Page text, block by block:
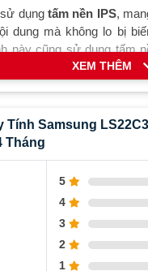
dụng tấm nền IPS,
dung mà không lo bị
này cũng sử dụng tấm
triệu màu hiển thị, rất lý
Cao
hình Samsung
hay chơi game một
hình Samsung chỉ có
cả trong không gian
Từng Chuyển
XEM THÊM
Samsung
Tháng
5
4
3
2
1